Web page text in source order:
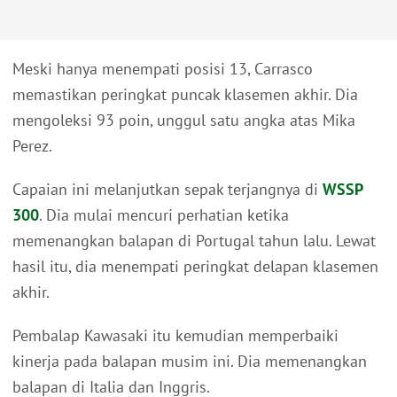
Meski hanya menempati posisi 13, Carrasco
memastikan peringkat puncak klasemen akhir. Dia
mengoleksi 93 poin, unggul satu angka atas Mika
Perez.
Capaian ini melanjutkan sepak terjangnya di WSSP
300. Dia mulai mencuri perhatian ketika
memenangkan balapan di Portugal tahun lalu. Lewat
hasil itu, dia menempati peringkat delapan klasemen
akhir.
Pembalap Kawasaki itu kemudian memperbaiki
kinerja pada balapan musim ini. Dia memenangkan
balapan di Italia dan Inggris.